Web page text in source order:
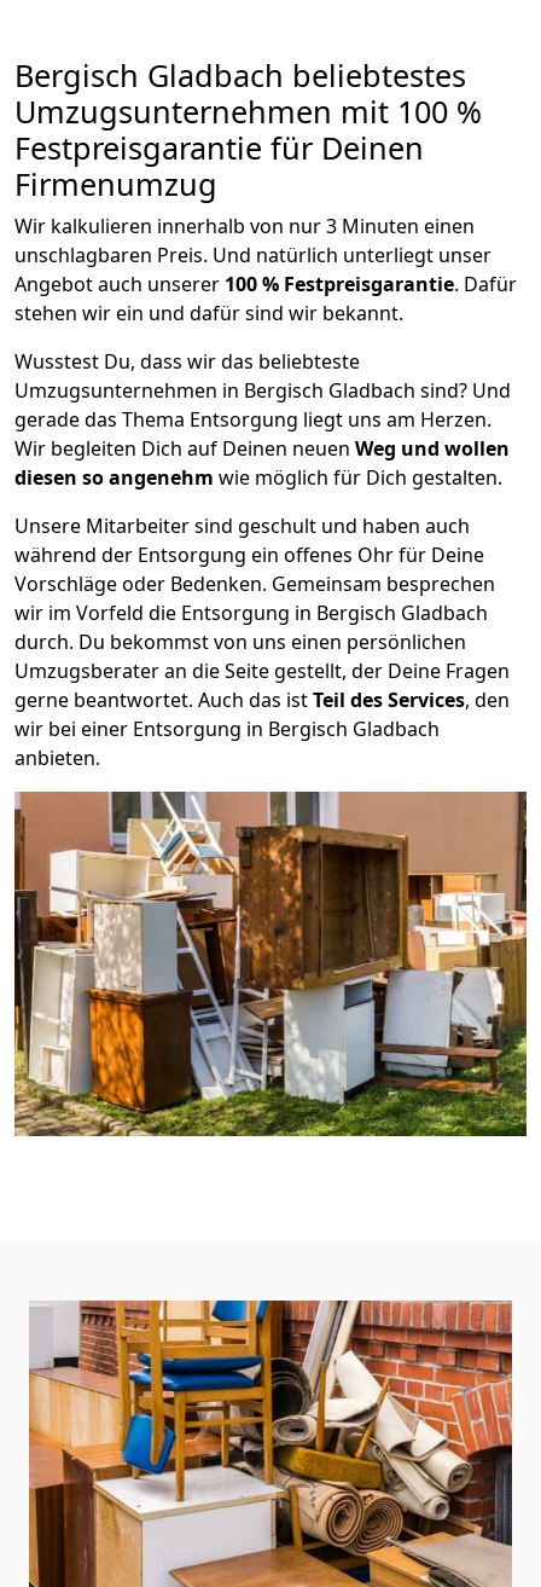
Bergisch Gladbach beliebtestes
Umzugsunternehmen mit 100 %
Festpreisgarantie für Deinen
Firmenumzug
Wir kalkulieren innerhalb von nur 3 Minuten einen
unschlagbaren Preis. Und natürlich unterliegt unser
Angebot auch unserer 100 % Festpreisgarantie. Dafür
stehen wir ein und dafür sind wir bekannt.
Wusstest Du, dass wir das beliebteste
Umzugsunternehmen in Bergisch Gladbach sind? Und
gerade das Thema Entsorgung liegt uns am Herzen.
Wir begleiten Dich auf Deinen neuen Weg und wollen
diesen so angenehm wie möglich für Dich gestalten.
Unsere Mitarbeiter sind geschult und haben auch
während der Entsorgung ein offenes Ohr für Deine
Vorschläge oder Bedenken. Gemeinsam besprechen
wir im Vorfeld die Entsorgung in Bergisch Gladbach
durch. Du bekommst von uns einen persönlichen
Umzugsberater an die Seite gestellt, der Deine Fragen
gerne beantwortet. Auch das istTeil des Services, den
wir bei einer Entsorgung in Bergisch Gladbach
anbieten.